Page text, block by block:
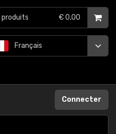
Français
produits € 0,00
Connecter